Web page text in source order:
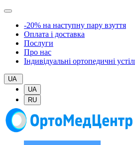
-20% на наступну пару взуття
Оплата і доставка
Послуги
Про нас
Індивідуальні ортопедичні
UA
UA
RU